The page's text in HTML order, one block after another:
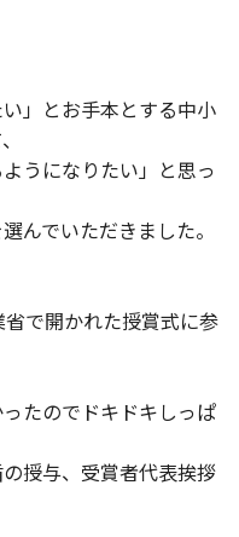
」とお手本とする中小
うになりたい」と思っ
んでいただきました。
で開かれた授賞式に参
たのでドキドキしっぱ
授与、受賞者代表挨拶